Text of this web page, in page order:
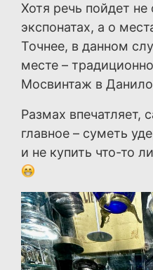
Хотя речь пойдет не
экспонатах, а о
Точнее, в данном
месте –
Мосвинтаж в
Размах впечатляет,
главное – суметь
и не купить что-то